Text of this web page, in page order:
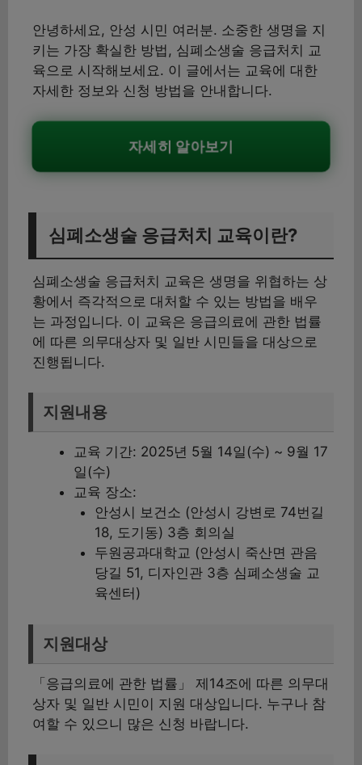
안녕하세요, 안성 시민 여러분. 소중한 생명을 지
키는 가장 확실한 방법, 심폐소생술 응급처치 교
육으로 시작해보세요. 이 글에서는 교육에 대한
자세한 정보와 신청 방법을 안내합니다.
자세히 알아보기
심폐소생술 응급처치 교육이란?
심폐소생술 응급처치 교육은 생명을 위협하는 상
황에서 즉각적으로 대처할 수 있는 방법을 배우
는 과정입니다. 이 교육은 응급의료에 관한 법률
에 따른 의무대상자 및 일반 시민들을 대상으로
진행됩니다.
지원내용
교육 기간: 2025년 5월 14일(수) ~ 9월 17
일(수)
교육 장소:
안성시 보건소 (안성시 강변로 74번길
18, 도기동) 3층 회의실
두원공과대학교 (안성시 죽산면 관음
당길 51, 디자인관 3층 심폐소생술 교
육센터)
지원대상
「응급의료에 관한 법률」 제14조에 따른 의무대
상자 및 일반 시민이 지원 대상입니다. 누구나 참
여할 수 있으니 많은 신청 바랍니다.